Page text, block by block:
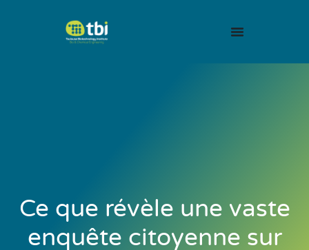
Ce que révèle une vaste
enquête citoyenne sur